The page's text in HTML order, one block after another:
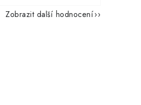
Zobrazit další hodnocení